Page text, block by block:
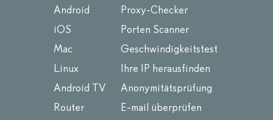
Android
iOS
Mac
Linux
Android TV
Router
Proxy-Checker
Porten Scanner
Geschwindigkeitstest
Ihre IP herausfinden
Anonymitätsprüfung
E-mail überprüfen